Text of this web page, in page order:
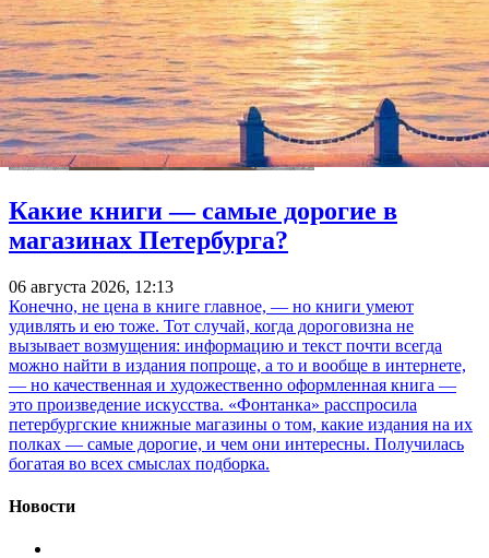
Какие книги — самые дорогие в
магазинах Петербурга?
06 августа 2026, 12:13
Конечно, не цена в книге главное, — но книги умеют
удивлять и ею тоже. Тот случай, когда дороговизна не
вызывает возмущения: информацию и текст почти всегда
можно найти в издания попроще, а то и вообще в интернете,
— но качественная и художественно оформленная книга —
это произведение искусства. «Фонтанка» расспросила
петербургские книжные магазины о том, какие издания на их
полках — самые дорогие, и чем они интересны. Получилась
богатая во всех смыслах подборка.
Новости